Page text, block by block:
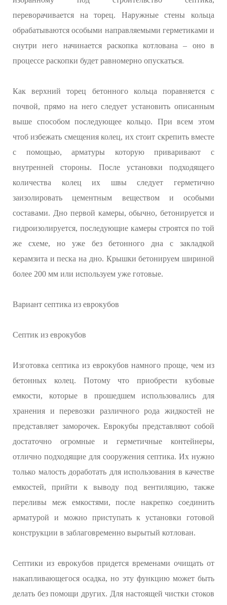
переворачивается на торец. Наружные стены кольца
обрабатываются особыми направляемыми герметиками и
снутри него начинается раскопка котлована – оно в
процессе раскопки будет равномерно опускаться.
Как верхний торец бетонного кольца поравняется с
почвой, прямо на него следует установить описанным
выше способом последующее кольцо. При всем этом
чтоб избежать смещения колец, их стоит скрепить вместе
с помощью, арматуры которую приваривают с
внутренней стороны. После установки подходящего
количества колец их швы следует герметично
заизолировать цементным веществом и особыми
составами. Дно первой камеры, обычно, бетонируется и
гидроизолируется, последующие камеры строятся по той
же схеме, но уже без бетонного дна с закладкой
керамзита и песка на дно. Крышки бетонируем шириной
более 200 мм или используем уже готовые.
Вариант септика из еврокубов
Септик из еврокубов
Изготовка септика из еврокубов намного проще, чем из
бетонных колец. Потому что приобрести кубовые
емкости, которые в прошедшем использовались для
хранения и перевозки различного рода жидкостей не
представляет заморочек. Еврокубы представляют собой
достаточно огромные и герметичные контейнеры,
отлично подходящие для сооружения септика. Их нужно
только малость доработать для использования в качестве
емкостей, прийти к выводу под вентиляцию, также
переливы меж емкостями, после накрепко соединить
арматурой и можно приступать к установки готовой
конструкции в заблаговременно вырытый котлован.
Септики из еврокубов придется временами очищать от
накапливающегося осадка, но эту функцию может быть
делать без помощи других. Для настоящей чистки стоков